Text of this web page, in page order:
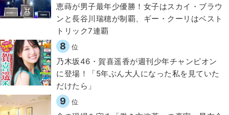
恵蒔が男子最年少優勝！女子はスカイ・ブラウ
ンと長谷川瑞穂が制覇、ギー・クーリはベスト
トリック7連覇
8 位
乃木坂46・賀喜遥香が週刊少年チャンピオン
に登場！「5年ぶん大人になった私を見ていた
だけたら」
9 位